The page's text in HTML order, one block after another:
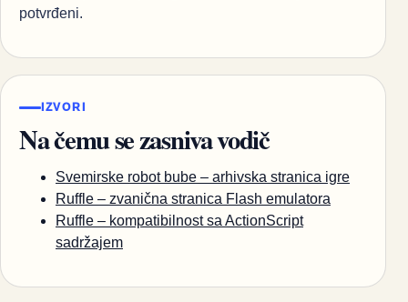
potvrđeni.
IZVORI
Na čemu se zasniva vodič
Svemirske robot bube – arhivska stranica igre
Ruffle – zvanična stranica Flash emulatora
Ruffle – kompatibilnost sa ActionScript
sadržajem